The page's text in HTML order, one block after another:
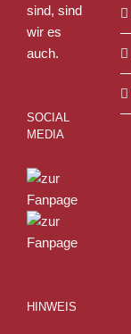
sind, sind
wir es
auch.
SOCIAL
MEDIA
HINWEIS